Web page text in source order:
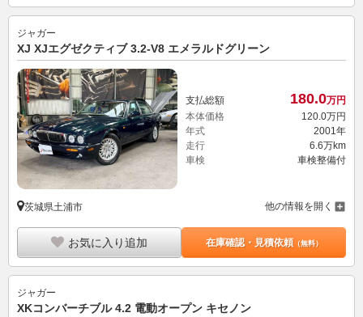
ジャガー
XJ XJエグゼクティブ 3.2-V8 エメラルドグリーン
支払総額 180.0万円
本体価格
120.0万円
年式
2001年
走行
6.6万km
車検
車検整備付
茨城県土浦市 他の情報を開く
お気に入り追加 在庫確認・見積依頼（無料）
ジャガー
XKコンバーチブル 4.2 電動オープン キセノン